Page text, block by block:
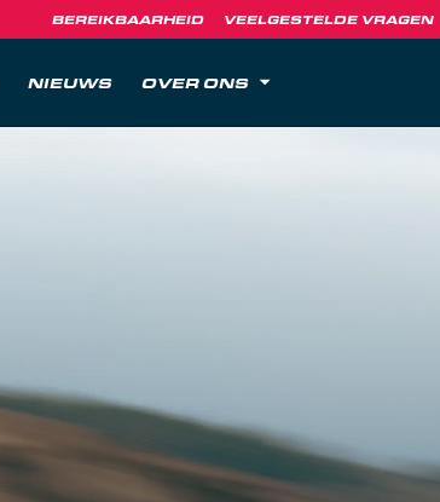
BEREIKBAARHEID VEELGESTELDE VRAGEN
NIEUWS OVER ONS